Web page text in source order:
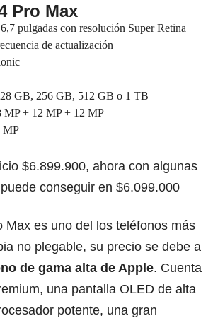
Pro Max
pulgadas con resolución Super Retina
de actualización
GB, 256 GB, 512 GB o 1 TB
MP + 12 MP + 12 MP
MP
$6.899.900, ahora con algunas
conseguir en $6.099.000
Max es uno del los teléfonos más
no plegable, su precio se debe a
de gama alta de Apple. Cuenta
una pantalla OLED de alta
potente, una gran